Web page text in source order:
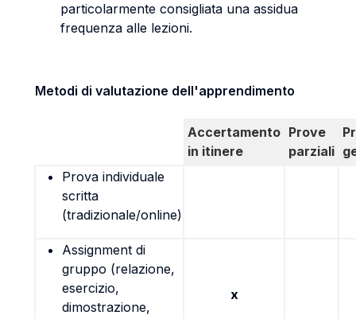
particolarmente consigliata una assidua
frequenza alle lezioni.
Metodi di valutazione dell'apprendimento
Accertamento
in itinere
Prove
parziali
Prova individuale
scritta
(tradizionale/online)
Assignment di
gruppo (relazione,
esercizio,
dimostrazione,
x